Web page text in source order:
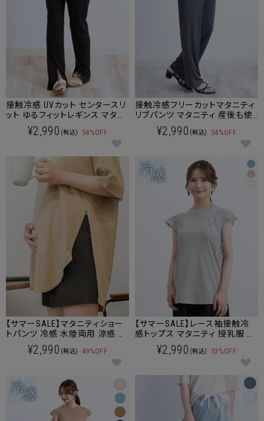
接触冷感 UVカット センタースリ
ット ゆるフィットレギンス マタニ
ティパンツ マタニティウェア 産
後も使える
¥2,990 (税込) 54%OFF
接触冷感フリーカットマタニティ
リブパンツ マタニティ 産後も使
¥2,990 (税込) 54%OFF
【サマーSALE】マタニティショー
トパンツ 冷感 水陸両用 涼感 水
着 速乾 マタニティ 産後も使え
る [M便 6/6]【メール便可】
¥2,990 (税込) 49%OFF
【サマーSALE】レース袖接触冷
感トップス マタニティ 授乳服 産
後も使える
¥2,990 (税込) 53%OFF